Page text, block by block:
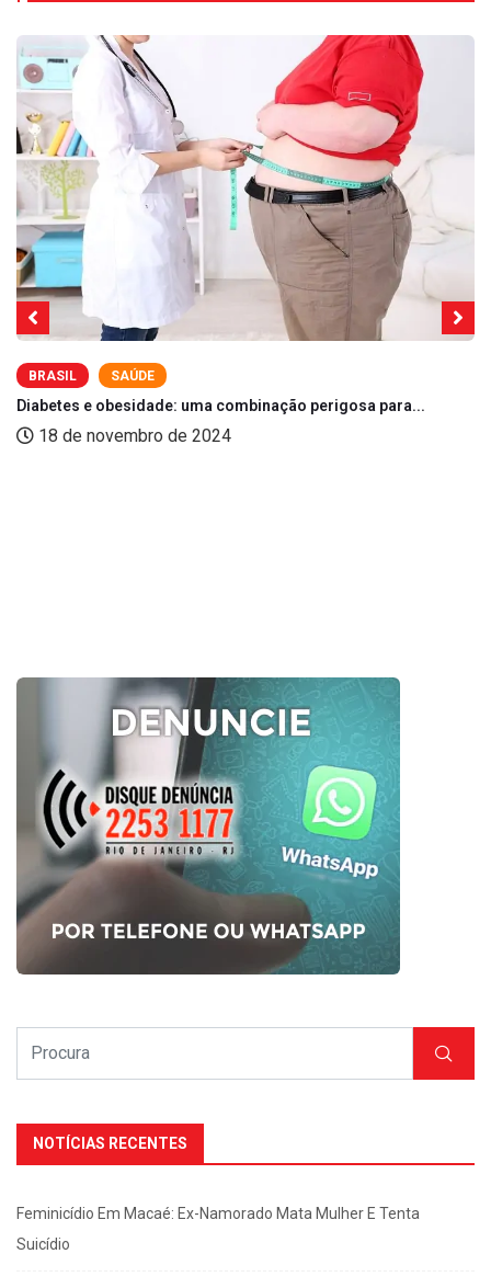
BRASIL SAÚDE
Diabetes e obesidade: uma combinação perigosa para...
18 de novembro de 2024
NOTÍCIAS RECENTES
Feminicídio Em Macaé: Ex-Namorado Mata Mulher E Tenta
Suicídio